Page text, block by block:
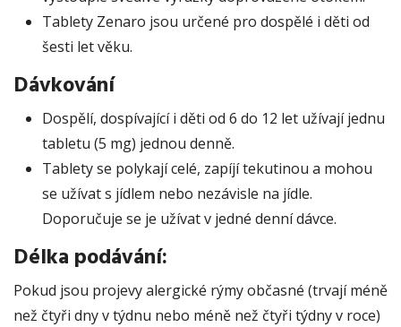
Tablety Zenaro jsou určené pro dospělé i děti od
šesti let věku.
Dávkování
Dospělí, dospívající i děti od 6 do 12 let užívají jednu
tabletu (5 mg) jednou denně.
Tablety se polykají celé, zapíjí tekutinou a mohou
se užívat s jídlem nebo nezávisle na jídle.
Doporučuje se je užívat v jedné denní dávce.
Délka podávání:
Pokud jsou projevy alergické rýmy občasné (trvají méně
než čtyři dny v týdnu nebo méně než čtyři týdny v roce)